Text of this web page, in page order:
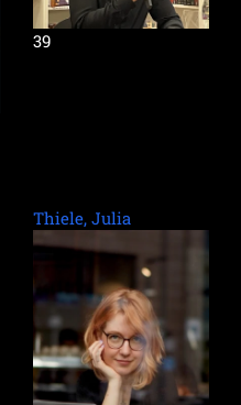
39
Thiele, Julia